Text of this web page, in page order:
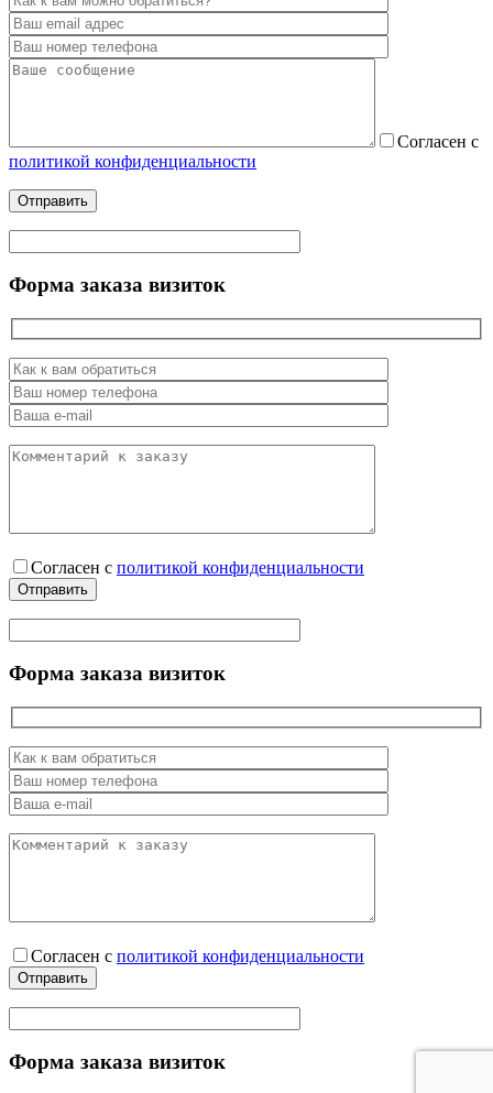
Согласен с
политикой конфиденциальности
Форма заказа визиток
Согласен с политикой конфиденциальности
Форма заказа визиток
Согласен с политикой конфиденциальности
Форма заказа визиток